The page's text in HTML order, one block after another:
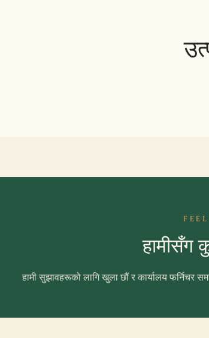
हामीसँग
हामी सुझावहरूको लागि खुला छौं र कार्यालय फर्निचर